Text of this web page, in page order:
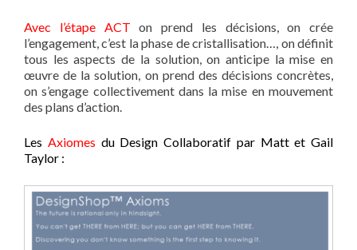
Avec l’étape ACT on prend les décisions, on crée
l’engagement, c’est la phase de cristallisation…, on définit
tous les aspects de la solution, on anticipe la mise en
œuvre de la solution, on prend des décisions concrètes,
on s’engage collectivement dans la mise en mouvement
des plans d’action.
Les Axiomes du Design Collaboratif par Matt et Gail
Taylor :